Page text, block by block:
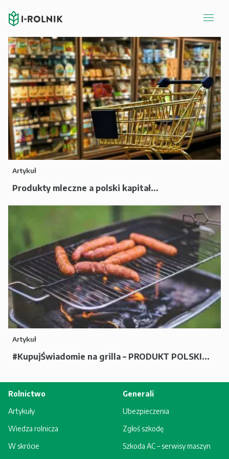
Artykuł
Produkty mleczne a polski kapitał...
Artykuł
#KupujŚwiadomie na grilla – PRODUKT POLSKI...
Rolnictwo
Artykuły
Wiedza rolnicza
W skrócie
Generali
Ubezpieczenia
Zgłoś szkodę
Szkoda AC – serwisy maszyn